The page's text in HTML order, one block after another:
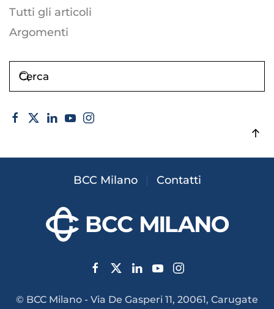
Tutti gli articoli
Argomenti
BCC Milano Contatti
© BCC Milano - Via De Gasperi 11, 20061, Carugate